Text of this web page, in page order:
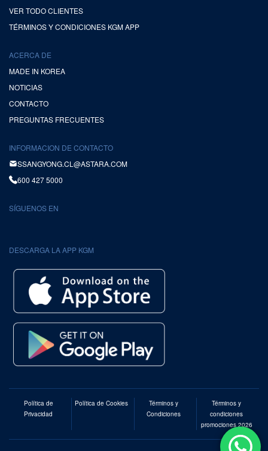
VER TODO CLIENTES
TÉRMINOS Y CONDICIONES KGM APP
ACERCA DE
MADE IN KOREA
NOTICIAS
CONTACTO
PREGUNTAS FRECUENTES
INFORMACION DE CONTACTO
SSANGYONG.CL@ASTARA.COM
600 427 5000
SÍGUENOS EN
DESCARGA LA APP KGM
Política de
Privacidad
Política de Cookies
Términos y
Condiciones
Términos y
condiciones
promociones 2026